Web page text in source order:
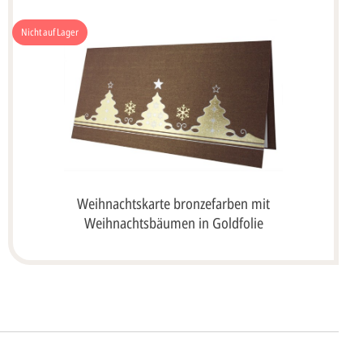
Nicht auf Lager
Weihnachtskarte bronzefarben mit
Weihnachtsbäumen in Goldfolie